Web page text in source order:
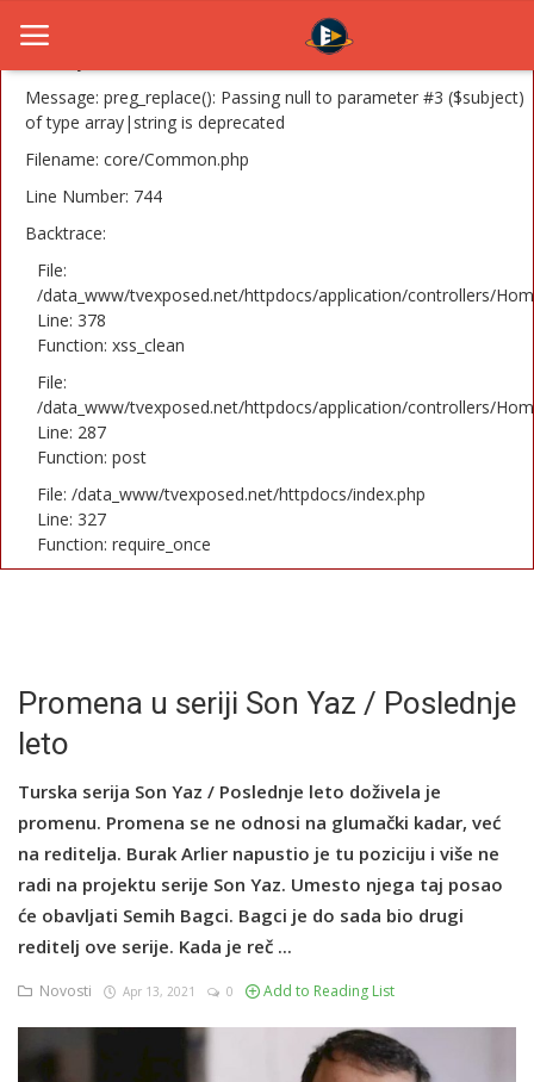
A PHP Error was encountered
Message: preg_replace(): Passing null to parameter #3 ($subject)
of type array|string is deprecated
Filename: core/Common.php
Line Number: 744
Backtrace:
File:
/data_www/tvexposed.net/httpdocs/application/controllers/
Line: 378
Function: xss_clean
File:
/data_www/tvexposed.net/httpdocs/application/controllers/
Line: 287
Function: post
File: /data_www/tvexposed.net/httpdocs/index.php
Line: 327
Function: require_once
Home
TV Serije
Filmovi
Glumci
Contact
Register
Promena u seriji Son Yaz / Poslednje
leto
Turska serija Son Yaz / Poslednje leto doživela je
promenu. Promena se ne odnosi na glumački kadar, već
na reditelja. Burak Arlier napustio je tu poziciju i više ne
radi na projektu serije Son Yaz. Umesto njega taj posao
će obavljati Semih Bagci. Bagci je do sada bio drugi
reditelj ove serije. Kada je reč ...
Novosti Apr 13, 2021 0 Add to Reading List